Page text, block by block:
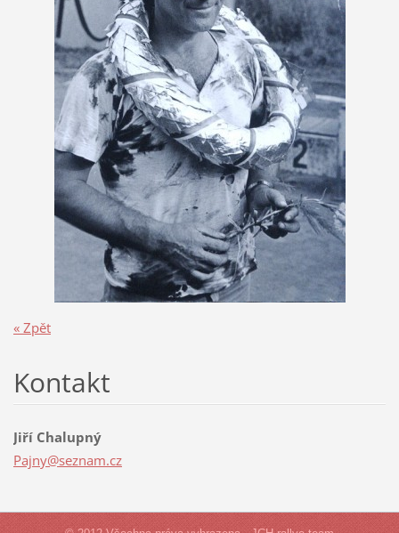
« Zpět
Kontakt
Jiří Chalupný
Pajny@seznam.cz